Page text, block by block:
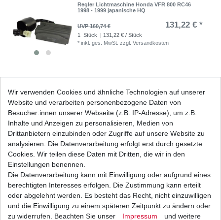
Regler Lichtmaschine Honda VFR 800 RC46
1998 - 1999 japanische HQ
UVP 160,74 € 131,22 € *
1 Stück
| 131,22 € / Stück
*inkl. ges. MwSt. zzgl.Versandkosten
Schalter Neutral - Leerlauf Honda M10x1,25
Gewindelänge 15,3mm Steckkontakt
UVP 11,57 € 10,50 € *
inkl. ges. MwSt. Versandkosten
Stator Lichtmaschine Honda VFR 800 F RC46
1998-2001 Abverkauf
UVP 129,00 € 79,80 € *
1 Stück | 79,80 € / Stück
inkl. ges. MwSt. zzgl.
Wir verwenden Cookies und ähnliche Technologien auf unserer
Website und verarbeiten personenbezogene Daten von
Besucher:innen unserer Webseite (z.B. IP-Adresse), um z.B.
Inhalte und Anzeigen zu personalisieren, Medien von
Drittanbietern einzubinden oder Zugriffe auf unsere Website zu
analysieren. Die Datenverarbeitung erfolgt erst durch gesetzte
Cookies. Wir teilen diese Daten mit Dritten, die wir in den
Einstellungen benennen.
Die Datenverarbeitung kann mit Einwilligung oder aufgrund eines
berechtigten Interesses erfolgen. Die Zustimmung kann erteilt
oder abgelehnt werden. Es besteht das Recht, nicht einzuwilligen
und die Einwilligung zu einem späteren Zeitpunkt zu ändern oder
zu widerrufen. Beachten Sie unser
Impressum
und weitere